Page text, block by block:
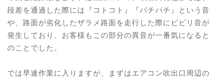
段差を通過した際には『コトコト』『パチパチ』という音
や、路面が劣化したザラメ路面を走行した際にビビリ音が
発生しており、お客様もこの部分の異音が一番気になると
のことでした。
では早速作業に入りますが、まずはエアコン吹出口周辺の